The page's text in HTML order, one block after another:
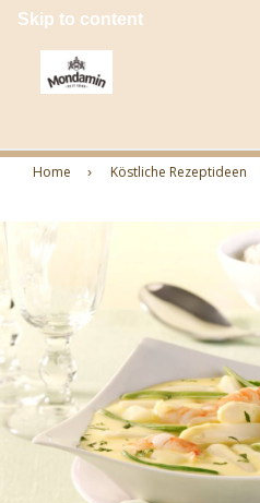
Skip to content
Home Köstliche Rezeptideen